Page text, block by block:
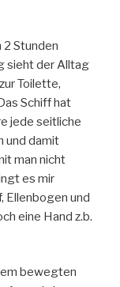
2 Stunden
sieht der Alltag
Toilette,
Schiff hat
jede seitliche
und damit
man nicht
es mir
Ellenbogen und
eine Hand z.b.
bewegten